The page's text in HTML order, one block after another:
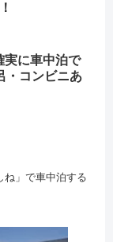
実に車中泊で
・コンビニあ
ね」で車中泊する